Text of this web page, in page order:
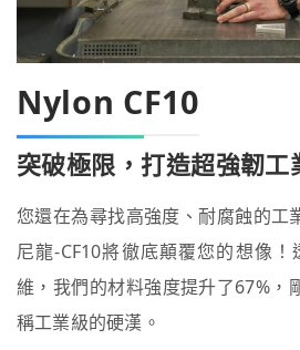
Nylon CF10
突破極限，打造超強韌工
您還在為尋找高強度、耐腐蝕的工
尼龍-CF10將徹底顛覆您的想像
維，我們的材料強度提升了67%，
稱工業級的硬漢。